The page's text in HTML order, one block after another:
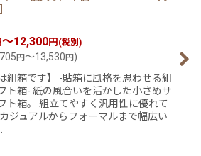
～12,300円 (税別)
円～13,530円)
組箱です】 -貼箱に風格を思わせる組
ト箱- 紙の風合いを活かした小さめサ
ト箱。 組立てやすく汎用性に優れて
ジュアルからフォーマルまで幅広い